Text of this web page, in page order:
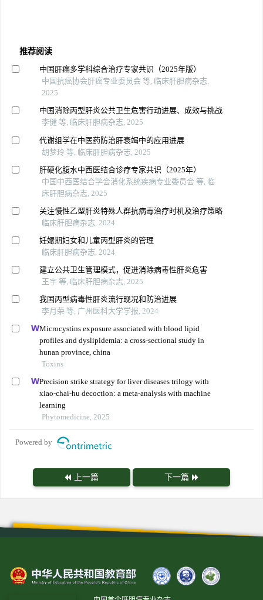
推荐阅读
中国肝癌多学科综合治疗专家共识（2025年版）
中国抗癌协会肝癌专业委员会 等, 临床肝胆病杂志,
2025
中国消除丙型肝炎公共卫生危害行动进展、成效与挑战
李健 等, 临床肝胆病杂志, 2025
代谢组学在中医药防治肝衰竭中的应用进展
胡梦玲 等, 临床肝胆病杂志, 2025
肝硬化腹水中西医结合诊疗专家共识（2025年）
中国中西医结合学会消化系统疾病专业委员会 等, 临
床肝胆病杂志, 2025
关注慢性乙型肝炎特殊人群抗病毒治疗时机及治疗策略
临床肝胆病杂志, 2024
妊娠期妇女和儿童丙型肝炎的管理
临床肝胆病杂志, 2024
建立公共卫生管理模式，促进消除病毒性肝炎危害
王宇 等, 临床肝胆病杂志, 2025
我国丙型病毒性肝炎流行现况和防治进展
李月荣 等, 广州医科大学学报, 2024
Microcystins exposure associated with blood lipid
profiles and dyslipidemia: a cross-sectional study in
hunan province, china
Toxins
Precision strike strategy for liver diseases trilogy with
xiao-chai-hu decoction: a meta-analysis with machine
learning
Phytomedicine, 2025
Powered by
上一篇 下一篇